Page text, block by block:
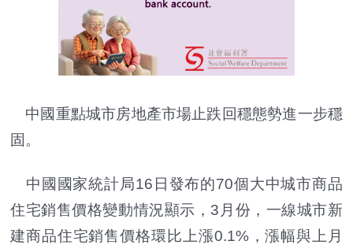
中國重點城市房地產市場止跌回穩態勢進一步穩
固。
中國國家統計局16日發布的70個大中城市商品
住宅銷售價格變動情況顯示，3月份，一線城市新
建商品住宅銷售價格環比上漲0.1%，漲幅與上月